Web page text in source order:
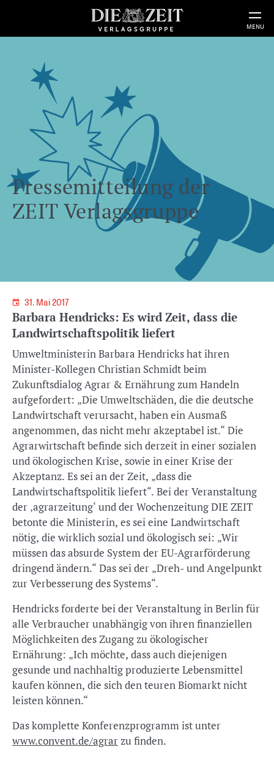
MENU
Pressemitteilung der
ZEIT Verlagsgruppe
31. Mai 2017
Barbara Hendricks: Es wird Zeit, dass die
Landwirtschaftspolitik liefert
Umweltministerin Barbara Hendricks hat ihren
Minister-Kollegen Christian Schmidt beim
Zukunftsdialog Agrar & Ernährung zum Handeln
aufgefordert: „Die Umweltschäden, die die deutsche
Landwirtschaft verursacht, haben ein Ausmaß
angenommen, das nicht mehr akzeptabel ist.“ Die
Agrarwirtschaft befinde sich derzeit in einer sozialen
und ökologischen Krise, sowie in einer Krise der
Akzeptanz. Es sei an der Zeit, „dass die
Landwirtschaftspolitik liefert“. Bei der Veranstaltung
der ‚agrarzeitung‘ und der Wochenzeitung DIE ZEIT
betonte die Ministerin, es sei eine Landwirtschaft
nötig, die wirklich sozial und ökologisch sei: „Wir
müssen das absurde System der EU-Agrarförderung
dringend ändern.“ Das sei der „Dreh- und Angelpunkt
zur Verbesserung des Systems“.
Hendricks forderte bei der Veranstaltung in Berlin für
alle Verbraucher unabhängig von ihren finanziellen
Möglichkeiten des Zugang zu ökologischer
Ernährung: „Ich möchte, dass auch diejenigen
gesunde und nachhaltig produzierte Lebensmittel
kaufen können, die sich den teuren Biomarkt nicht
leisten können.“
Das komplette Konferenzprogramm ist unter
www.convent.de/agrarzu finden.